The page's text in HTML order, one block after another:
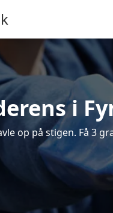
i
op på stigen. Få 3